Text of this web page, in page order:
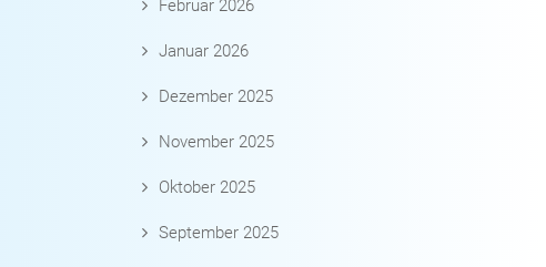
Februar 2026
Januar 2026
Dezember 2025
November 2025
Oktober 2025
September 2025